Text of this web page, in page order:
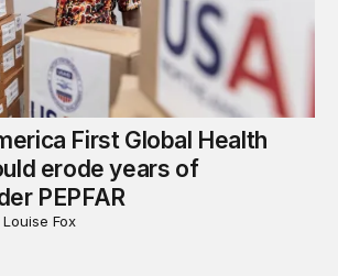
First Global Health
erode years of
PEPFAR
Fox